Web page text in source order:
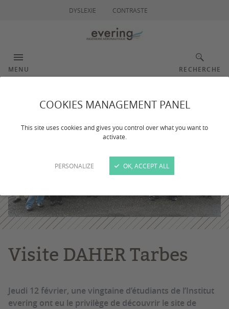
COOKIES MANAGEMENT PANEL
This site uses cookies and gives you control over what you want to
activate.
PERSONALIZE OK, ACCEPT ALL
DYSLEXIE CONTRASTE
MENU RECHERCHE
Visite DAHER Tarbes
Jeudi 12 février, une vingtaine d’étudiants de l’Institut
evering ont eu le privilège de découvrir le site de